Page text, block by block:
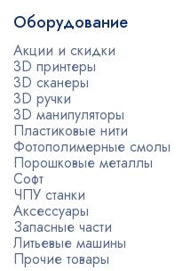
Оборудование
Акции и скидки
3D принтеры
3D сканеры
3D ручки
3D манипуляторы
Пластиковые нити
Фотополимерные смолы
Порошковые металлы
Софт
ЧПУ станки
Аксессуары
Запасные части
Литьевые машины
Прочие товары